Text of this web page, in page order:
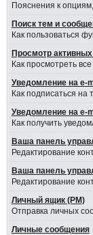
Пояснения к
Поиск тем и
Как пользоваться
Просмотр
Как просмотреть
Уведомление на e-
Как подписаться на
Уведомление на е-
Как получить
Ваша панель
Редактирование
Ваша панель
Редактирование
Личный ящик (PM)
Отправка личных
Личные сообщения